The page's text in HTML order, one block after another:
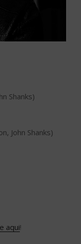
Shanks)
John Shanks)
aqui!